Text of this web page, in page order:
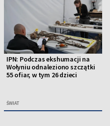
IPN: Podczas ekshumacji na
Wołyniu odnaleziono szczątki
55 ofiar, w tym 26 dzieci
ŚWIAT